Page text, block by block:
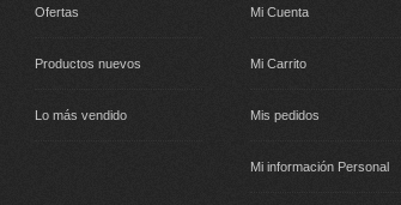
Ofertas
Productos nuevos
Lo más vendido
Mi Cuenta
Mi Carrito
Mis pedidos
Mi información Personal